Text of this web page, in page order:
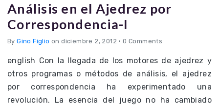
Análisis en el Ajedrez por
Correspondencia-I
ByGino Figlio on diciembre 2, 2012 • 0 Comments
english Con la llegada de los motores de ajedrez y
otros programas o métodos de análisis, el ajedrez
por correspondencia ha experimentado una
revolución. La esencia del juego no ha cambiado